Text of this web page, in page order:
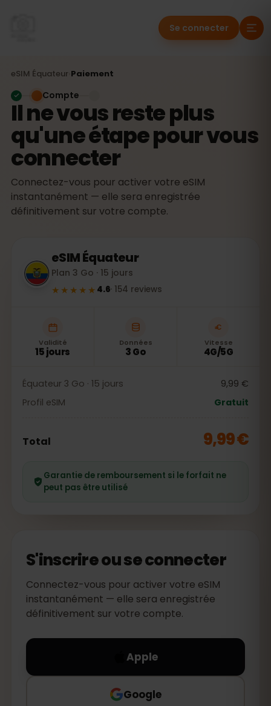
Se connecter
eSIM Équateur Paiement
Il ne vous reste plus
qu'une étape pour vous
connecter
Connectez-vous pour activer votre eSIM
instantanément — elle sera enregistrée
définitivement sur votre compte.
Compte
eSIMÉquateur
Plan 3 Go · 15 jours
★★★★★ 4.6· 154 reviews
Validité
15 jours
Données
3 Go
Vitesse
4G/5G
Équateur 3 Go · 15 jours
9,99 €
Profil eSIM
Gratuit
Total 9,99 €
Garantie de remboursement si le forfait ne
peut pas être utilisé
S'inscrire ou se connecter
Connectez-vous pour activer votre eSIM
instantanément — elle sera enregistrée
définitivement sur votre compte.
Apple
Google